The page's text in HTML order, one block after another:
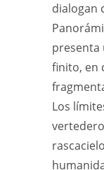
dialogan
presenta
finito, en
Los